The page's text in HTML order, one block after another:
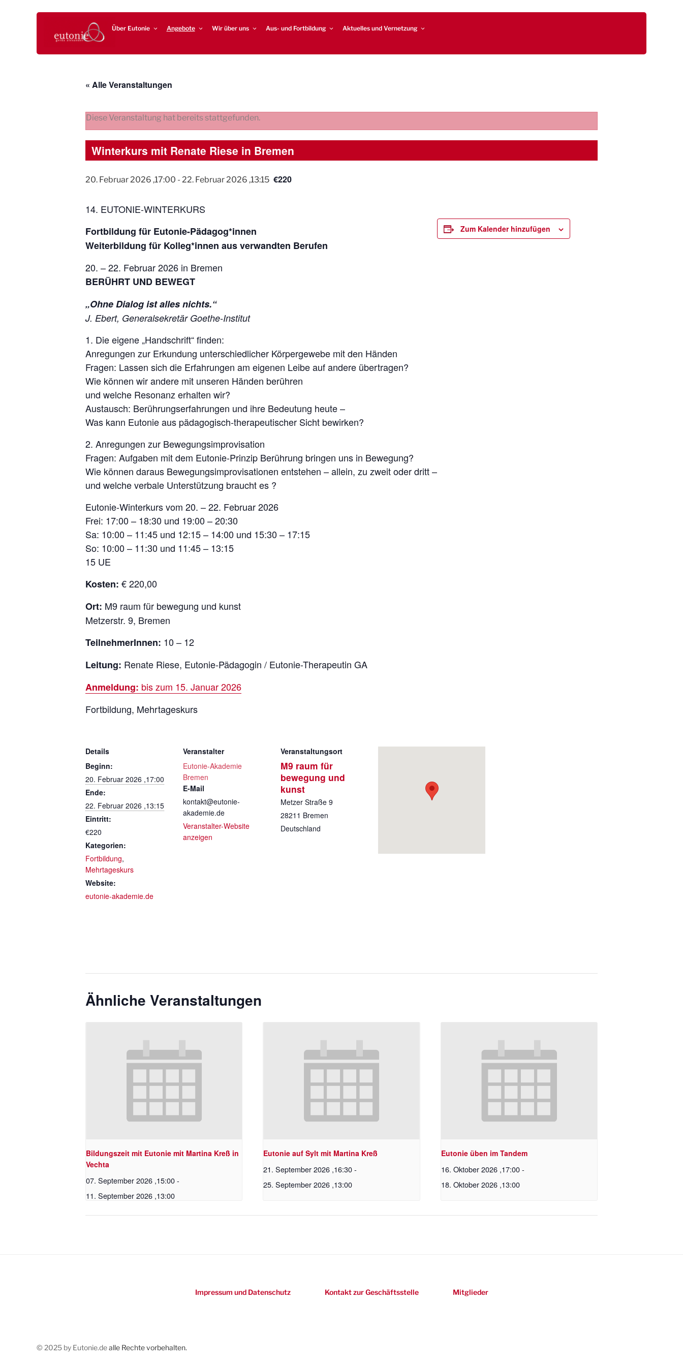
EUTONIE.DE
Über Eutonie Angebote Wir über uns Aus- und Fortbildung Aktuelles und Vernetzung
« Alle Veranstaltungen
Diese Veranstaltung hat bereits stattgefunden.
Winterkurs mit Renate Riese in Bremen
20. Februar 2026 ,17:00 - 22. Februar 2026 ,13:15 €220
14. EUTONIE-WINTERKURS
Fortbildung für Eutonie-Pädagog*innen
Weiterbildung für Kolleg*innen aus verwandten Berufen
20. – 22. Februar 2026 in Bremen
BERÜHRT UND BEWEGT
„Ohne Dialog ist alles nichts.“
J. Ebert, Generalsekretär Goethe-Institut
1. Die eigene „Handschrift“ finden:
Anregungen zur Erkundung unterschiedlicher Körpergewebe mit den Händen
Fragen: Lassen sich die Erfahrungen am eigenen Leibe auf andere übertragen?
Wie können wir andere mit unseren Händen berühren
und welche Resonanz erhalten wir?
Austausch: Berührungserfahrungen und ihre Bedeutung heute –
Was kann Eutonie aus pädagogisch-therapeutischer Sicht bewirken?
2. Anregungen zur Bewegungsimprovisation
Fragen: Aufgaben mit dem Eutonie-Prinzip Berührung bringen uns in Bewegung?
Wie können daraus Bewegungsimprovisationen entstehen – allein, zu zweit oder dritt –
und welche verbale Unterstützung braucht es ?
Eutonie-Winterkurs vom 20. – 22. Februar 2026
Frei: 17:00 – 18:30 und 19:00 – 20:30
Sa: 10:00 – 11:45 und 12:15 – 14:00 und 15:30 – 17:15
So: 10:00 – 11:30 und 11:45 – 13:15
15 UE
Kosten: € 220,00
Ort: M9 raum für bewegung und kunst
Metzerstr. 9, Bremen
TeilnehmerInnen: 10 – 12
Leitung: Renate Riese, Eutonie-Pädagogin / Eutonie-Therapeutin GA
Anmeldung: bis zum 15. Januar 2026
Fortbildung, Mehrtageskurs
Zum Kalender hinzufügen
Details
Beginn:
20. Februar 2026 ,17:00
Ende:
22. Februar 2026 ,13:15
Eintritt:
€220
Kategorien:
Fortbildung,
Mehrtageskurs
Website:
eutonie-akademie.de
Veranstalter
Eutonie-Akademie
Bremen
E-Mail
kontakt@eutonie-
akademie.de
Veranstalter-Website
anzeigen
Veranstaltungsort
M9 raum für
bewegung und
kunst
Metzer Straße 9
28211 Bremen
Deutschland
Ähnliche Veranstaltungen
Bildungszeit mit Eutonie mit Martina Kreß in
Vechta
07. September 2026 ,15:00-
11. September 2026 ,13:00
Eutonie auf Sylt mit Martina Kreß
21. September 2026 ,16:30 -
25. September 2026 ,13:00
Eutonie üben im Tandem
16. Oktober 2026 ,17:00-
18. Oktober 2026 ,13:00
Impressum und Datenschutz Kontakt zur Geschäftsstelle Mitglieder
© 2025 by Eutonie.dealle Rechte vorbehalten.